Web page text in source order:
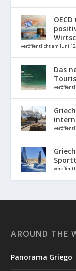
veröffentlicht am Juni 12,
Das
AROUND THE
Panorama Griego